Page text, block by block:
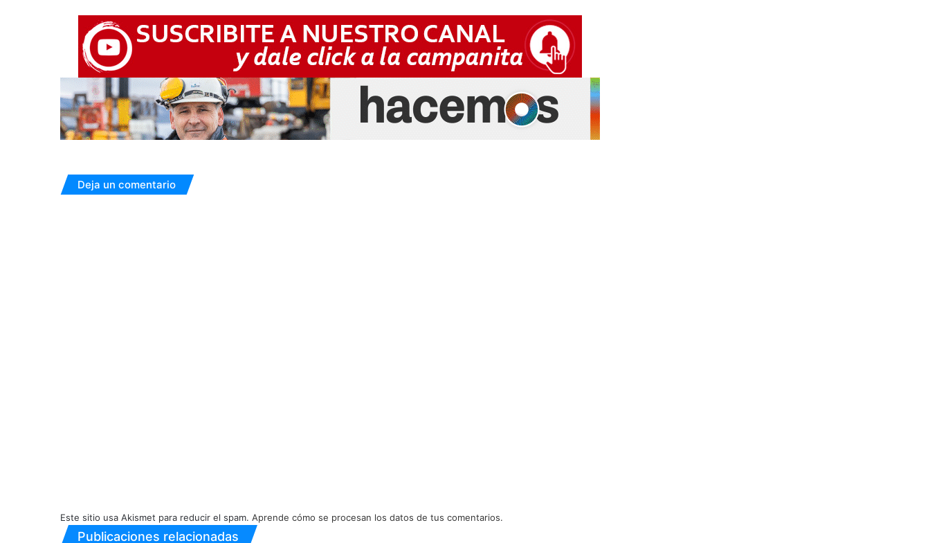
Deja un comentario
Este sitio usa Akismet para reducir el spam. Aprende cómo se procesan los datos de tus comentarios.
Publicaciones relacionadas